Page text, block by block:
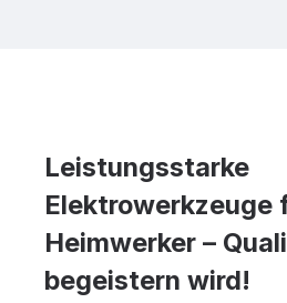
Leistungsstarke
Elektrowerkzeuge
Heimwerker –
begeistern wird!